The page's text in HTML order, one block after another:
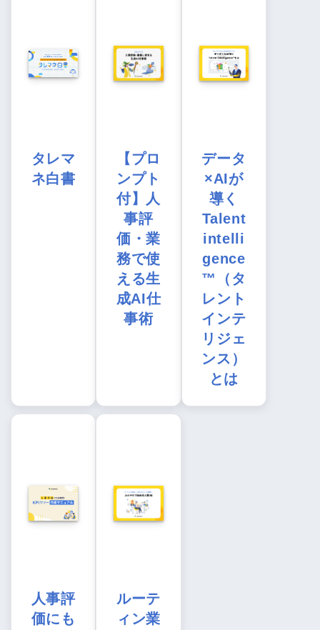
タレマ
ネ白書
【プロ
ンプト
付】人
事評
価・業
務で使
える生
成AI仕
事術
データ
×AIが
導く
Talent
intelli
gence
™（タ
レント
インテ
リジェ
ンス）
とは
人事評
価にも
ルーテ
ィン業